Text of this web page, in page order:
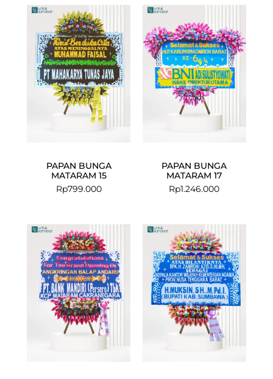
PAPAN BUNGA
MATARAM 15
Rp799.000
PAPAN BUNGA
MATARAM 17
Rp1.246.000